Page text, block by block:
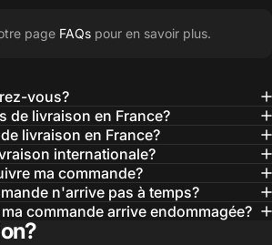
page FAQs pour en savoir plus.
vous?
de livraison en France?
livraison en France?
internationale?
ma commande?
n'arrive pas à temps?
commande arrive endommagée?